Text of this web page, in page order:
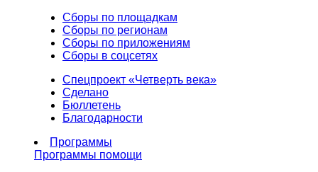
Сборы по площадкам
Сборы по регионам
Сборы по приложениям
Сборы в соцсетях
Спецпроект «Четверть века»
Сделано
Бюллетень
Благодарности
Программы
Программы помощи